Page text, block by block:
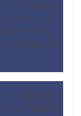
ショア保険の
に マレーシ
月からマレ
を開始しま
ィ 毎月5万
ショア保険の